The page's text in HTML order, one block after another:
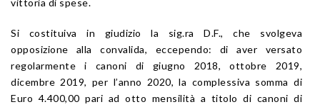
vittoria di spese.
Si costituiva in giudizio la sig.ra D.F., che svolgeva
opposizione alla convalida, eccependo: di aver versato
regolarmente i canoni di giugno 2018, ottobre 2019,
dicembre 2019, per l’anno 2020, la complessiva somma di
Euro 4.400,00 pari ad otto mensilità a titolo di canoni di